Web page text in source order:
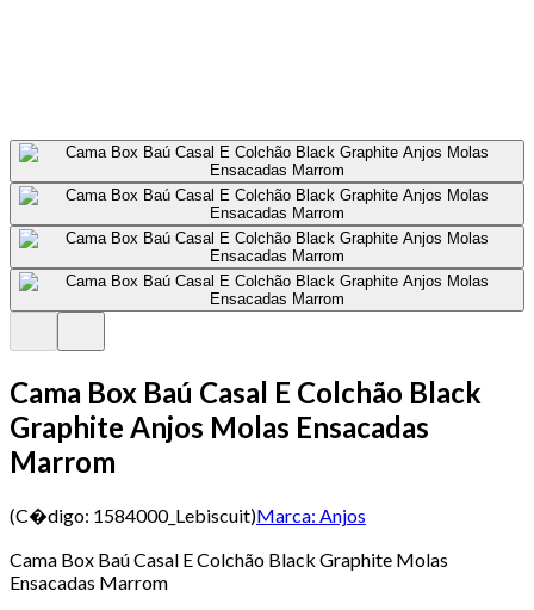
Cama Box Baú Casal E Colchão Black
Graphite Anjos Molas Ensacadas
Marrom
(C�digo: 1584000_Lebiscuit)Marca: Anjos
Cama Box Baú Casal E Colchão Black Graphite Molas
Ensacadas Marrom